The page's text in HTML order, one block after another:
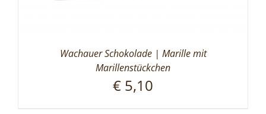
Wachauer Schokolade | Marille mit
Marillenstückchen
€ 5,10